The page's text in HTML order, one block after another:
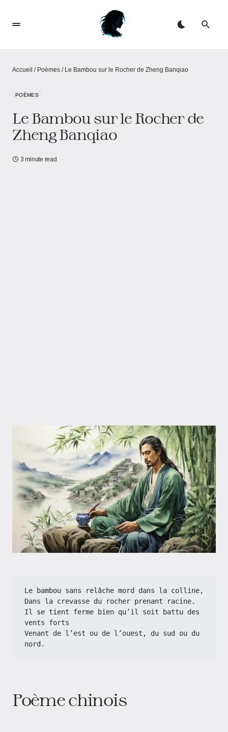
Accueil / Poèmes / Le Bambou sur le Rocher de Zheng Banqiao
POÈMES
Le Bambou sur le Rocher de
Zheng Banqiao
3 minute read
Le bambou sans relâche mord dans la colline,
Dans la crevasse du rocher prenant racine.
Il se tient ferme bien qu’il soit battu des
vents forts
Venant de l’est ou de l’ouest, du sud ou du
nord.
Poème chinois